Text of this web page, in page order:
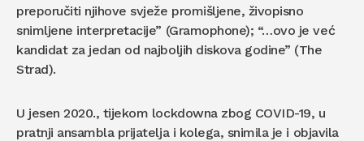
preporučiti njihove svježe promišljene, živopisno
snimljene interpretacije” (Gramophone); “…ovo je već
kandidat za jedan od najboljih diskova godine” (The
Strad).
U jesen 2020., tijekom lockdowna zbog COVID-19, u
pratnji ansambla prijatelja i kolega, snimila je i objavila